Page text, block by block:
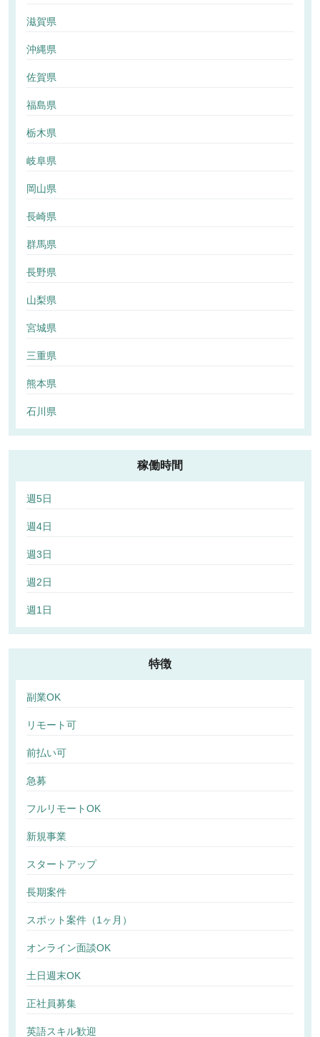
滋賀県
沖縄県
佐賀県
福島県
栃木県
岐阜県
岡山県
長崎県
群馬県
長野県
山梨県
宮城県
三重県
熊本県
石川県
稼働時間
週5日
週4日
週3日
週2日
週1日
特徴
副業OK
リモート可
前払い可
急募
フルリモートOK
新規事業
スタートアップ
長期案件
スポット案件（1ヶ月）
オンライン面談OK
土日週末OK
正社員募集
英語スキル歓迎